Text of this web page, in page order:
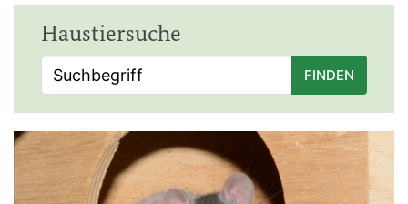
Haustiersuche
FINDEN